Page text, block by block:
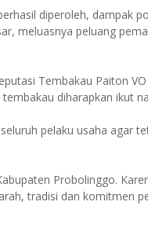
diperoleh, dampak
meluasnya peluang
Tembakau Paiton
diharapkan ikut
pelaku usaha agar
Probolinggo.
tradisi dan komitmen